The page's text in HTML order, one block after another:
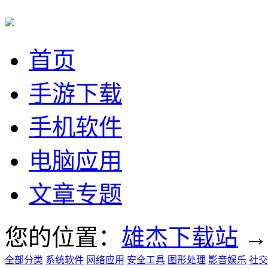
首页
手游下载
手机软件
电脑应用
文章专题
您的位置： 雄杰下载站
全部分类 系统软件 网络应用 安全工具 图形处理 影音娱乐 社